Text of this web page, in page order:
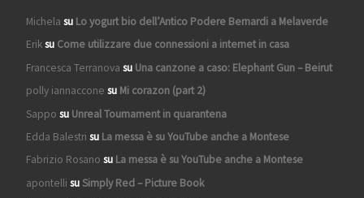
Michela su Lo yogurt bio dell’Antico Podere Bernardi a Melaverde
Eriksu Come utilizzare due connessioni a internet in casa
Francesca Terranova su Una canzone a caso: Elephant Gun – Beirut
polly iannaccone su Mi corazon (part 2)
Sappo su Unreal Tournament in quarantena
Edda Balestri su La messa è su YouTube anche a Montese
Fabrizio Rosano su La messa è su YouTube anche a Montese
apontelli suSimply Red – Picture Book